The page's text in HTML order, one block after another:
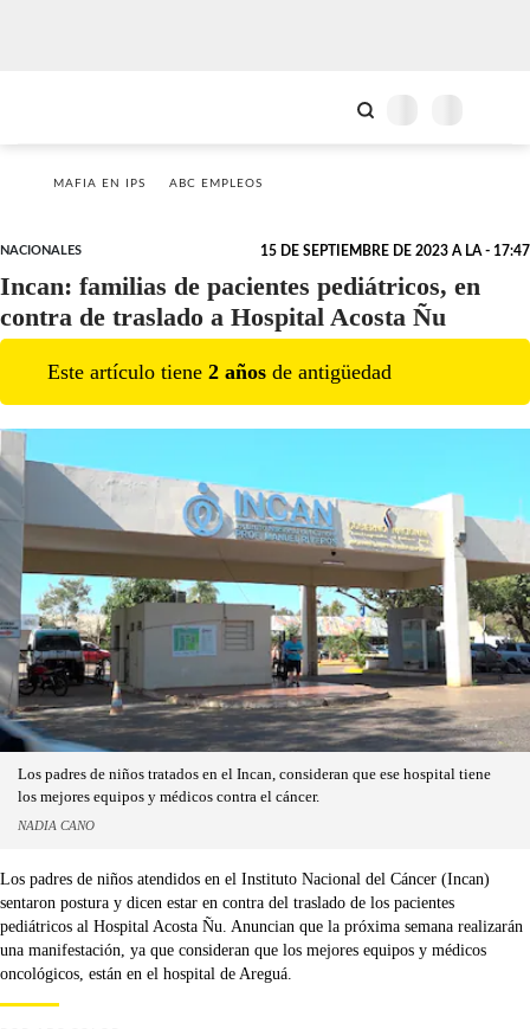
MAFIA EN IPS ABC EMPLEOS
NACIONALES 15 DE SEPTIEMBRE DE 2023 A LA - 17:47
Incan: familias de pacientes pediátricos, en
contra de traslado a Hospital Acosta Ñu
Este artículo tiene 2 años de antigüedad
Los padres de niños tratados en el Incan, consideran que ese hospital tiene
los mejores equipos y médicos contra el cáncer.
NADIA CANO
Los padres de niños atendidos en el Instituto Nacional del Cáncer (Incan)
sentaron postura y dicen estar en contra del traslado de los pacientes
pediátricos al Hospital Acosta Ñu. Anuncian que la próxima semana realizarán
una manifestación, ya que consideran que los mejores equipos y médicos
oncológicos, están en el hospital de Areguá.